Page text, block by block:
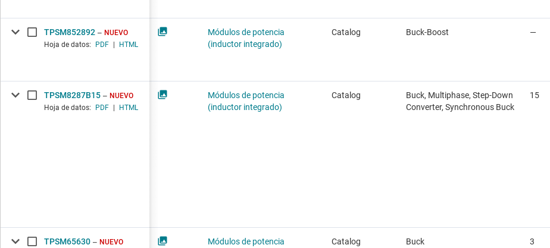
TPSM852892
NUEVO
Hoja de datos:
PDF HTML
TPSM8287B15
NUEVO
Hoja de datos:
PDF HTML
TPSM65630
NUEVO
Módulos de potencia
(inductor integrado)
Catalog Buck-Boost —
Módulos de potencia
(inductor integrado)
Catalog
Buck, Multiphase, Step-Down
Converter, Synchronous Buck
15
Módulos de potencia
Catalog Buck 3